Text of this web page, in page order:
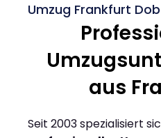
Umzug Frankfurt
aus
Seit 2003 spezialisiert